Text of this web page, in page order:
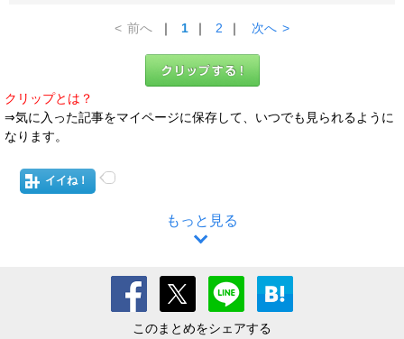
< 前へ ｜ 1 ｜ 2 ｜ 次へ >
クリップとは？
⇒気に入った記事をマイページに保存して、いつでも見られるように
なります。
イイね！
もっと見る
このまとめをシェアする